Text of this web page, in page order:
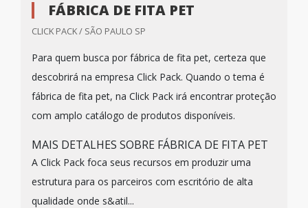
FÁBRICA DE FITA PET
CLICK PACK / SÃO PAULO SP
Para quem busca por fábrica de fita pet, certeza que
descobrirá na empresa Click Pack. Quando o tema é
fábrica de fita pet, na Click Pack irá encontrar proteção
com amplo catálogo de produtos disponíveis.
MAIS DETALHES SOBRE FÁBRICA DE FITA PET
A Click Pack foca seus recursos em produzir uma
estrutura para os parceiros com escritório de alta
qualidade onde s&atil...